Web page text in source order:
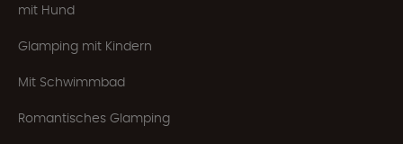
mit Hund
Glamping mit Kindern
Mit Schwimmbad
Romantisches Glamping